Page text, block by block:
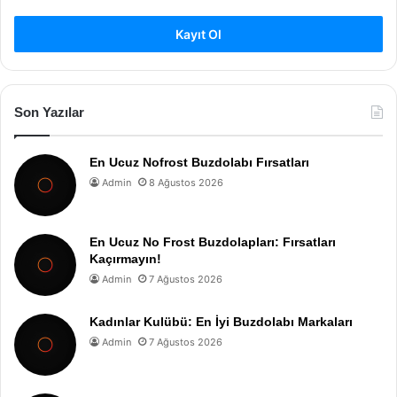
Kayıt Ol
Son Yazılar
En Ucuz Nofrost Buzdolabı Fırsatları
Admin 8 Ağustos 2026
En Ucuz No Frost Buzdolapları: Fırsatları
Kaçırmayın!
Admin 7 Ağustos 2026
Kadınlar Kulübü: En İyi Buzdolabı Markaları
Admin 7 Ağustos 2026